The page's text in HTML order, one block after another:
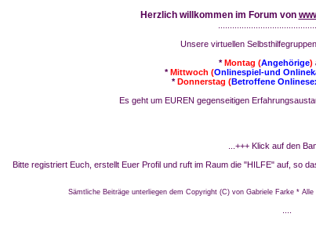
Herzlich willkommen im Forum von
Unsere virtuellen
*Montag (Angehörige)
*Mittwoch (Onlinespiel-und
*Donnerstag (Betroffene
Es geht um EUREN gegenseitigen
...+++ Klick auf den
Bitte registriert Euch, erstellt Euer Profil und ruft im Raum die "HILFE" auf, so
Sämtliche Beiträge unterliegen dem Copyright (C) von Gabriele Farke *